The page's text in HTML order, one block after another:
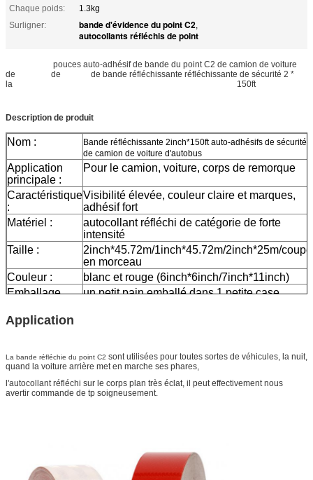
Chaque poids:
1.3kg
Surligner:
bande d'évidence du point C2,
autocollants réfléchis de point
pouces auto-adhésif de bande du point C2 de camion de voiture
de
de
de bande réfléchissante réfléchissante de sécurité 2 *
la
150ftk
Description de produit
Nom :
Bande réfléchissante 2inch*150ft auto-adhésifs de sécurité
de camion de voiture d'autobus
Application
principale :
Pour le camion, voiture, corps de remorque
Caractéristique
:
Visibilité élevée, couleur claire et marques,
adhésif fort
Matériel :
autocollant réfléchi de catégorie de forte
intensité
Taille :
2inch*45.72m/1inch*45.72m/2inch*25m/
en morceau
Couleur :
blanc et rouge (6inch*6inch/7inch*11inch)
Emballage
un petit pain emballé dans 1 petite case,
Échantillon :
Application
La bande réfléchie du point C2 sont utilisées pour toutes sortes de véhicules, la nuit,
quand la voiture arrière met en marche ses phares,
l'autocollant réfléchi sur le corps plan très éclat, il peut effectivement nous
avertir commande de tp soigneusement.